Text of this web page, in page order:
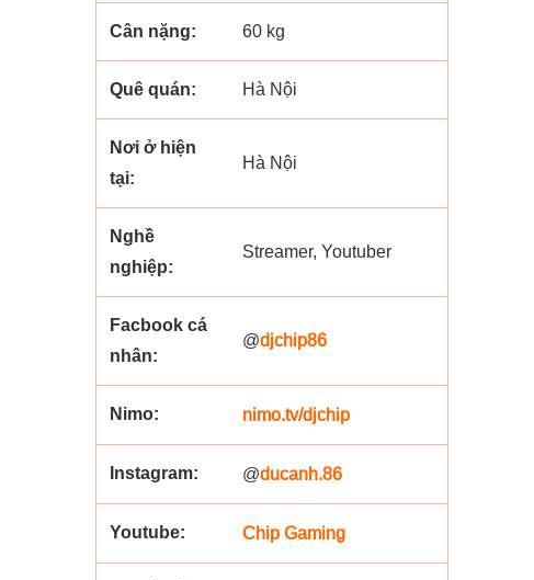
Cân nặng: 60 kg
Quê quán: Hà Nội
Nơi ở hiện
tại:
Hà Nội
Nghề
nghiệp:
Streamer, Youtuber
Facbook cá
nhân:
@djchip86
Nimo: nimo.tv/djchip
Instagram: @ducanh.86
Youtube: Chip Gaming